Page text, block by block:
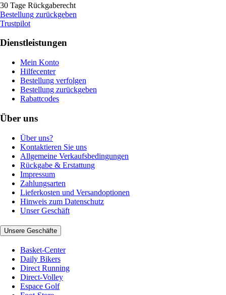
30 Tage Rückgaberecht
Bestellung zurückgeben
Trustpilot
Dienstleistungen
Mein Konto
Hilfecenter
Bestellung verfolgen
Bestellung zurückgeben
Rabattcodes
Über uns
Über uns?
Kontaktieren Sie uns
Allgemeine Verkaufsbedingungen
Rückgabe & Erstattung
Impressum
Zahlungsarten
Lieferkosten und Versandoptionen
Hinweis zum Datenschutz
Unser Geschäft
Unsere Geschäfte
Basket-Center
Daily Bikers
Direct Running
Direct-Volley
Espace Golf